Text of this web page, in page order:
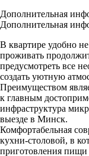
Дополнительная
Дополнительная
В квартире удобно
проживать
предусмотреть все
создать уютную
Преимуществом
к главным
инфраструктура
выезде в Минск.
Комфортабельная
кухни-столовой, в
приготовления пищи